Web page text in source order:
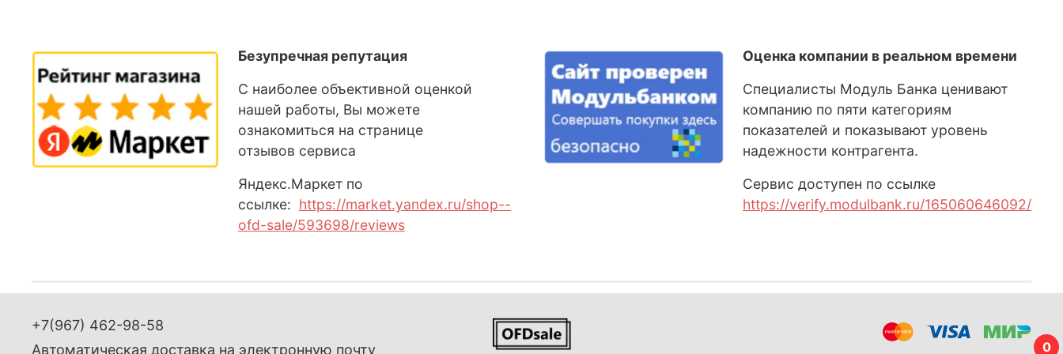
Безупречная репутация
С наиболее объективной оценкой
нашей работы, Вы можете
ознакомиться на странице
отзывов сервиса
Яндекс.Маркетпо
ссылке: https://market.yandex.ru/shop--
ofd-sale/593698/reviews
Оценка компании в реальном времени
Специалисты Модуль Банка ценивают
компанию по пяти категориям
показателей и показывают уровень
надежности контрагента.
Сервис доступен по ссылке
https://verify.modulbank.ru/165060646092/
+7(967) 462-98-58
Автоматическая доставка на электронную почту
0